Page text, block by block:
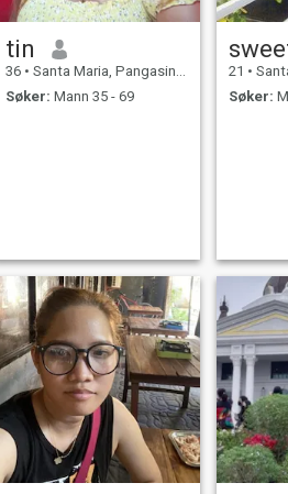
tin
36 • Santa Maria, Pangasinan, Filippinene
Søker: Mann 35 - 69
21 • Santa
Søker: